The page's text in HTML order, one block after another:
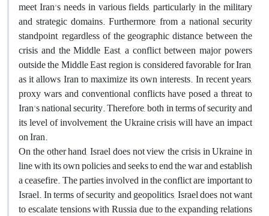
meet Iran's needs in various fields, particularly in the military
and strategic domains. Furthermore, from a national security
standpoint, regardless of the geographic distance between the
crisis and the Middle East, a conflict between major powers
outside the Middle East region is considered favorable for Iran,
as it allows Iran to maximize its own interests. In recent years,
proxy wars and conventional conflicts have posed a threat to
Iran's national security. Therefore, both in terms of security and
its level of involvement, the Ukraine crisis will have an impact
on Iran.
On the other hand, Israel does not view the crisis in Ukraine in
line with its own policies and seeks to end the war and establish
a ceasefire. The parties involved in the conflict are important to
Israel. In terms of security and geopolitics, Israel does not want
to escalate tensions with Russia due to the expanding relations